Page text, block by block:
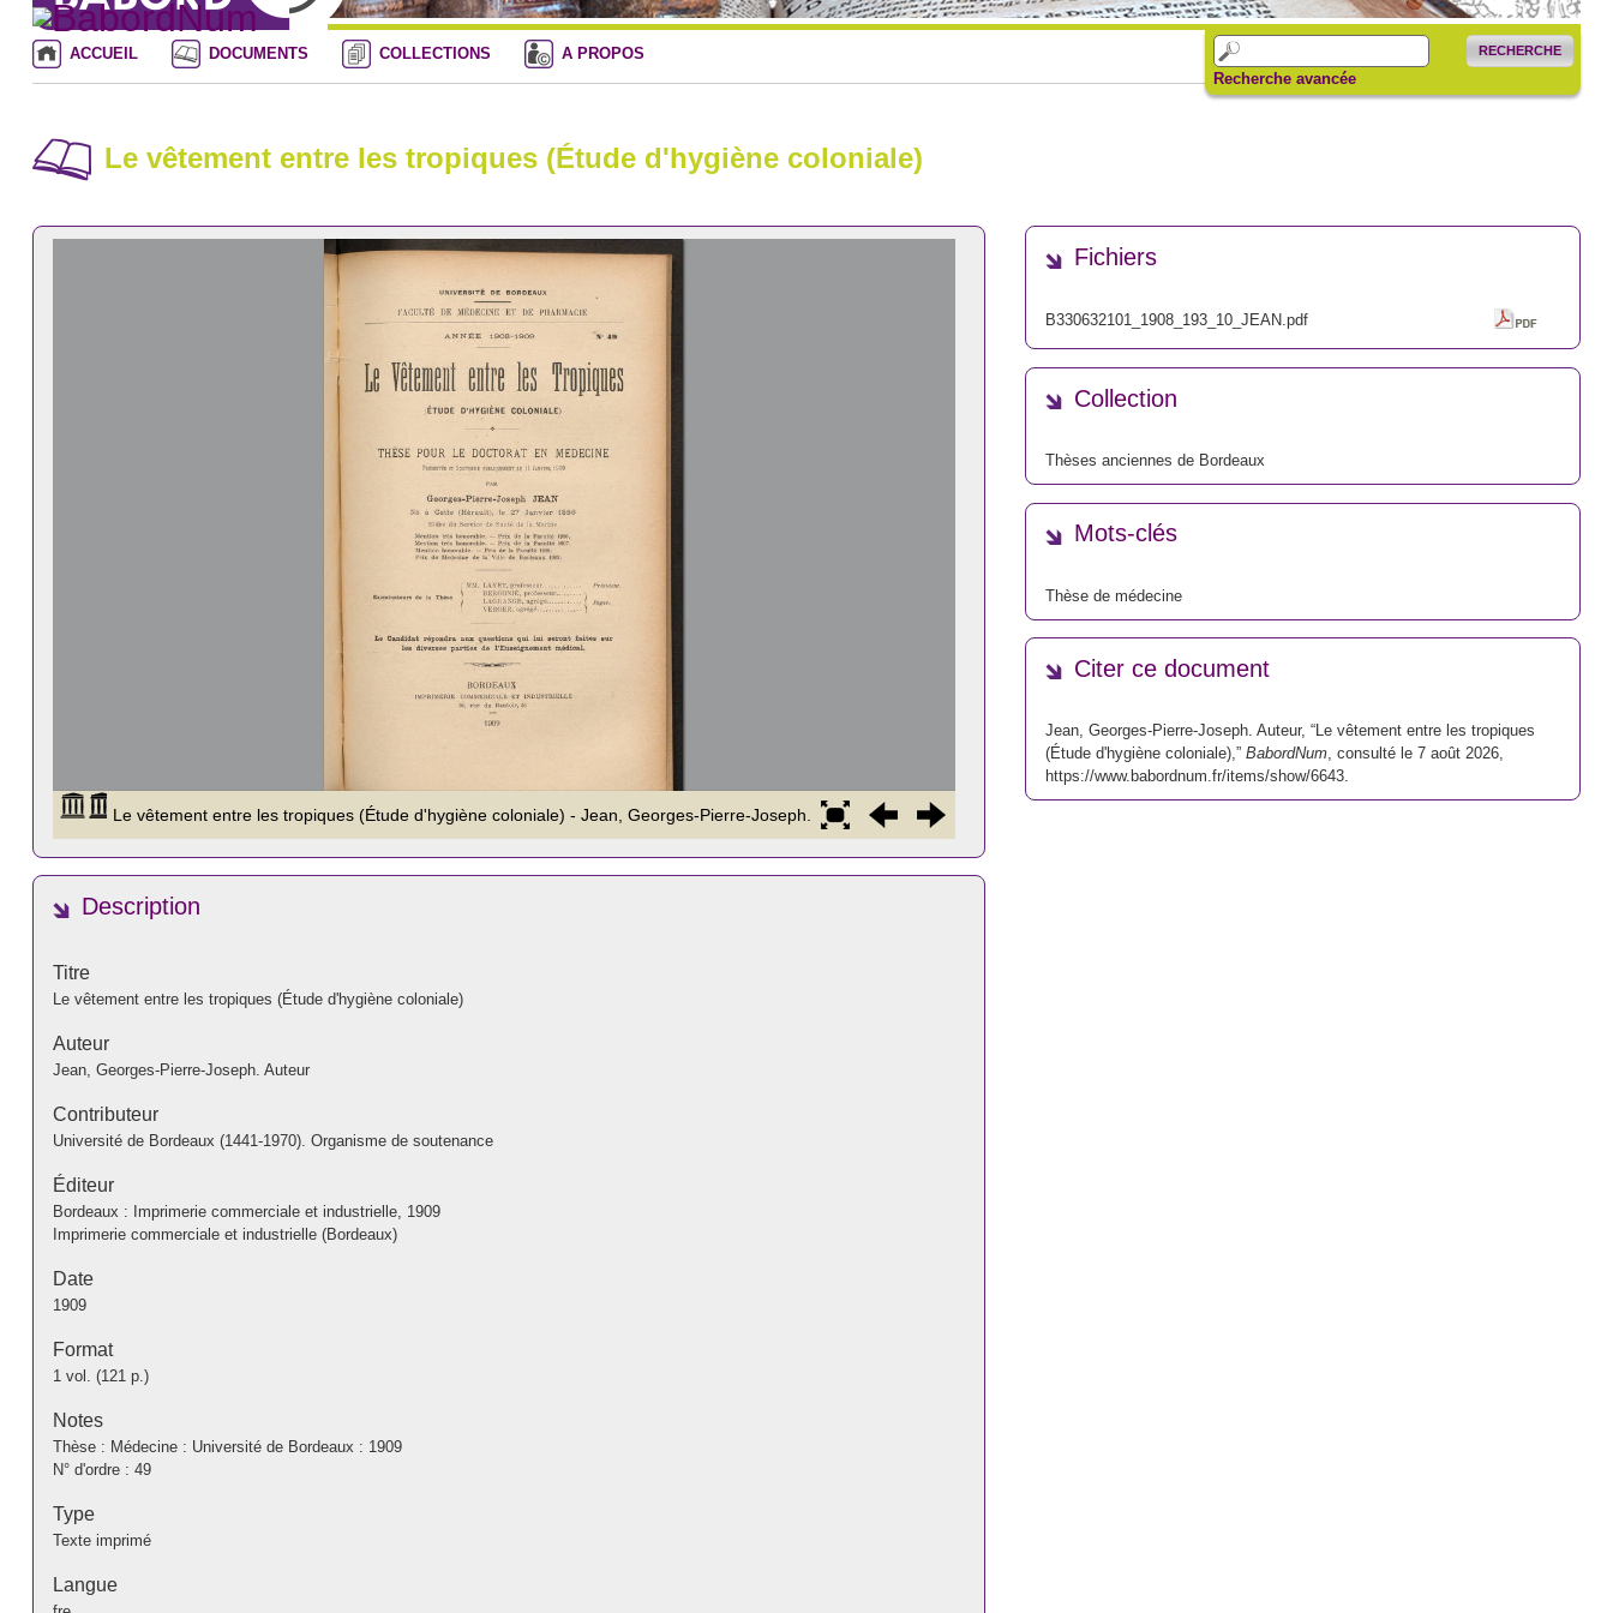
RECHERCHE
Recherche avancée
ACCUEIL DOCUMENTS COLLECTIONS A PROPOS
Le vêtement entre les tropiques (Étude d'hygiène coloniale)
Description
Titre
Le vêtement entre les tropiques (Étude d'hygiène coloniale)
Auteur
Jean, Georges-Pierre-Joseph. Auteur
Contributeur
Université de Bordeaux (1441-1970). Organisme de soutenance
Éditeur
Bordeaux : Imprimerie commerciale et industrielle, 1909
Imprimerie commerciale et industrielle (Bordeaux)
Date
1909
Format
1 vol. (121 p.)
Notes
Thèse : Médecine : Université de Bordeaux : 1909
N° d'ordre : 49
Type
Texte imprimé
Langue
Fichiers
B330632101_1908_193_10_JEAN.pdf
Collection
Thèses anciennes de Bordeaux
Mots-clés
Thèse de médecine
Citer ce document
Jean, Georges-Pierre-Joseph. Auteur, “Le vêtement entre les tropiques
(Étude d'hygiène coloniale),” BabordNum, consulté le 7 août 2026,
https://www.babordnum.fr/items/show/6643.